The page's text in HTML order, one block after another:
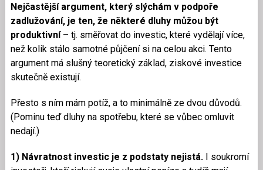
Nejčastější argument, který slýchám v podpoře
zadlužování, je ten, že některé dluhy můžou být
produktivní– tj. směřovat do investic, které vydělají více,
než kolik stálo samotné půjčení si na celou akci. Tento
argument má slušný teoretický základ, ziskové investice
skutečně existují.
Přesto s ním mám potíž, a to minimálně ze dvou důvodů.
(Pominu teď dluhy na spotřebu, které se vůbec omluvit
nedají.)
1) Návratnost investic je z podstaty nejistá. I soukromí